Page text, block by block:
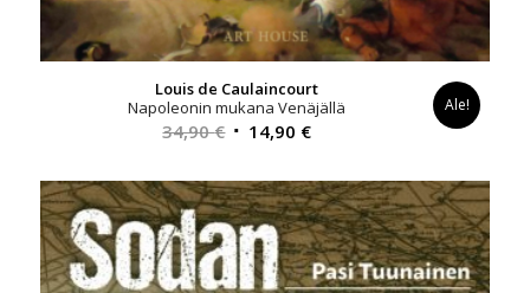
Louis de Caulaincourt
Napoleonin mukana Venäjällä
34,90€ Alkuperäinen
oli:
34,90 €.
14,90 €Nykyinen
on:
14,90 €.
Ale!